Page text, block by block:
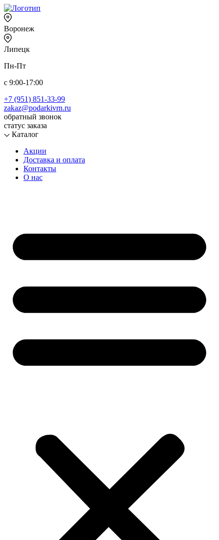
Воронеж
Липецк
Пн-Пт
с 9:00-17:00
+7 (951) 851-33-99
zakaz@podarkivrn.ru
обратный звонок
статус заказа
Каталог
Акции
Доставка и оплата
Контакты
О нас